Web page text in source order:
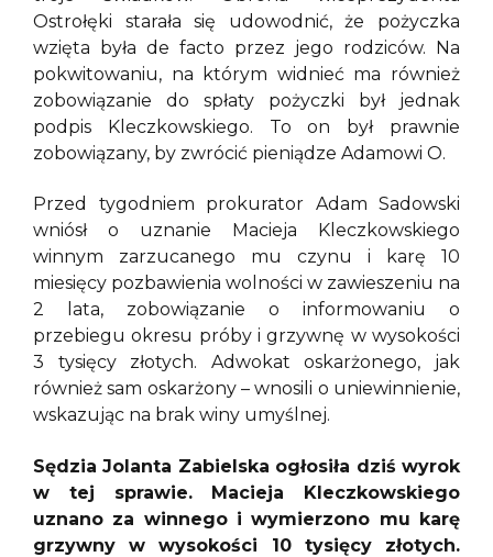
Ostrołęki starała się udowodnić, że pożyczka
wzięta była de facto przez jego rodziców. Na
pokwitowaniu, na którym widnieć ma również
zobowiązanie do spłaty pożyczki był jednak
podpis Kleczkowskiego. To on był prawnie
zobowiązany, by zwrócić pieniądze Adamowi O.
Przed tygodniem prokurator Adam Sadowski
wniósł o uznanie Macieja Kleczkowskiego
winnym zarzucanego mu czynu i karę 10
miesięcy pozbawienia wolności w zawieszeniu na
2 lata, zobowiązanie o informowaniu o
przebiegu okresu próby i grzywnę w wysokości
3 tysięcy złotych. Adwokat oskarżonego, jak
również sam oskarżony – wnosili o uniewinnienie,
wskazując na brak winy umyślnej.
Sędzia Jolanta Zabielska ogłosiła dziś wyrok
w tej sprawie. Macieja Kleczkowskiego
uznano za winnego i wymierzono mu karę
grzywny w wysokości 10 tysięcy złotych.